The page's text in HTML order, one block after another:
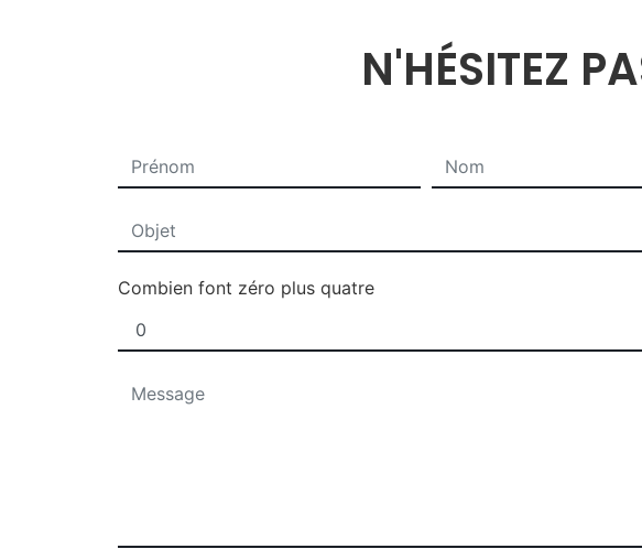
N'HÉSITEZ
Combien font zéro plus quatre